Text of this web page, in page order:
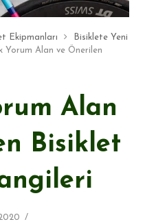
Ekipmanları
Bisiklete Yeni
Yorum Alan ve Önerilen
Alan
Bisiklet